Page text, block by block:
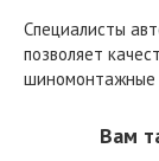
Специалисты
позволяет
шиномонтажные
Вам